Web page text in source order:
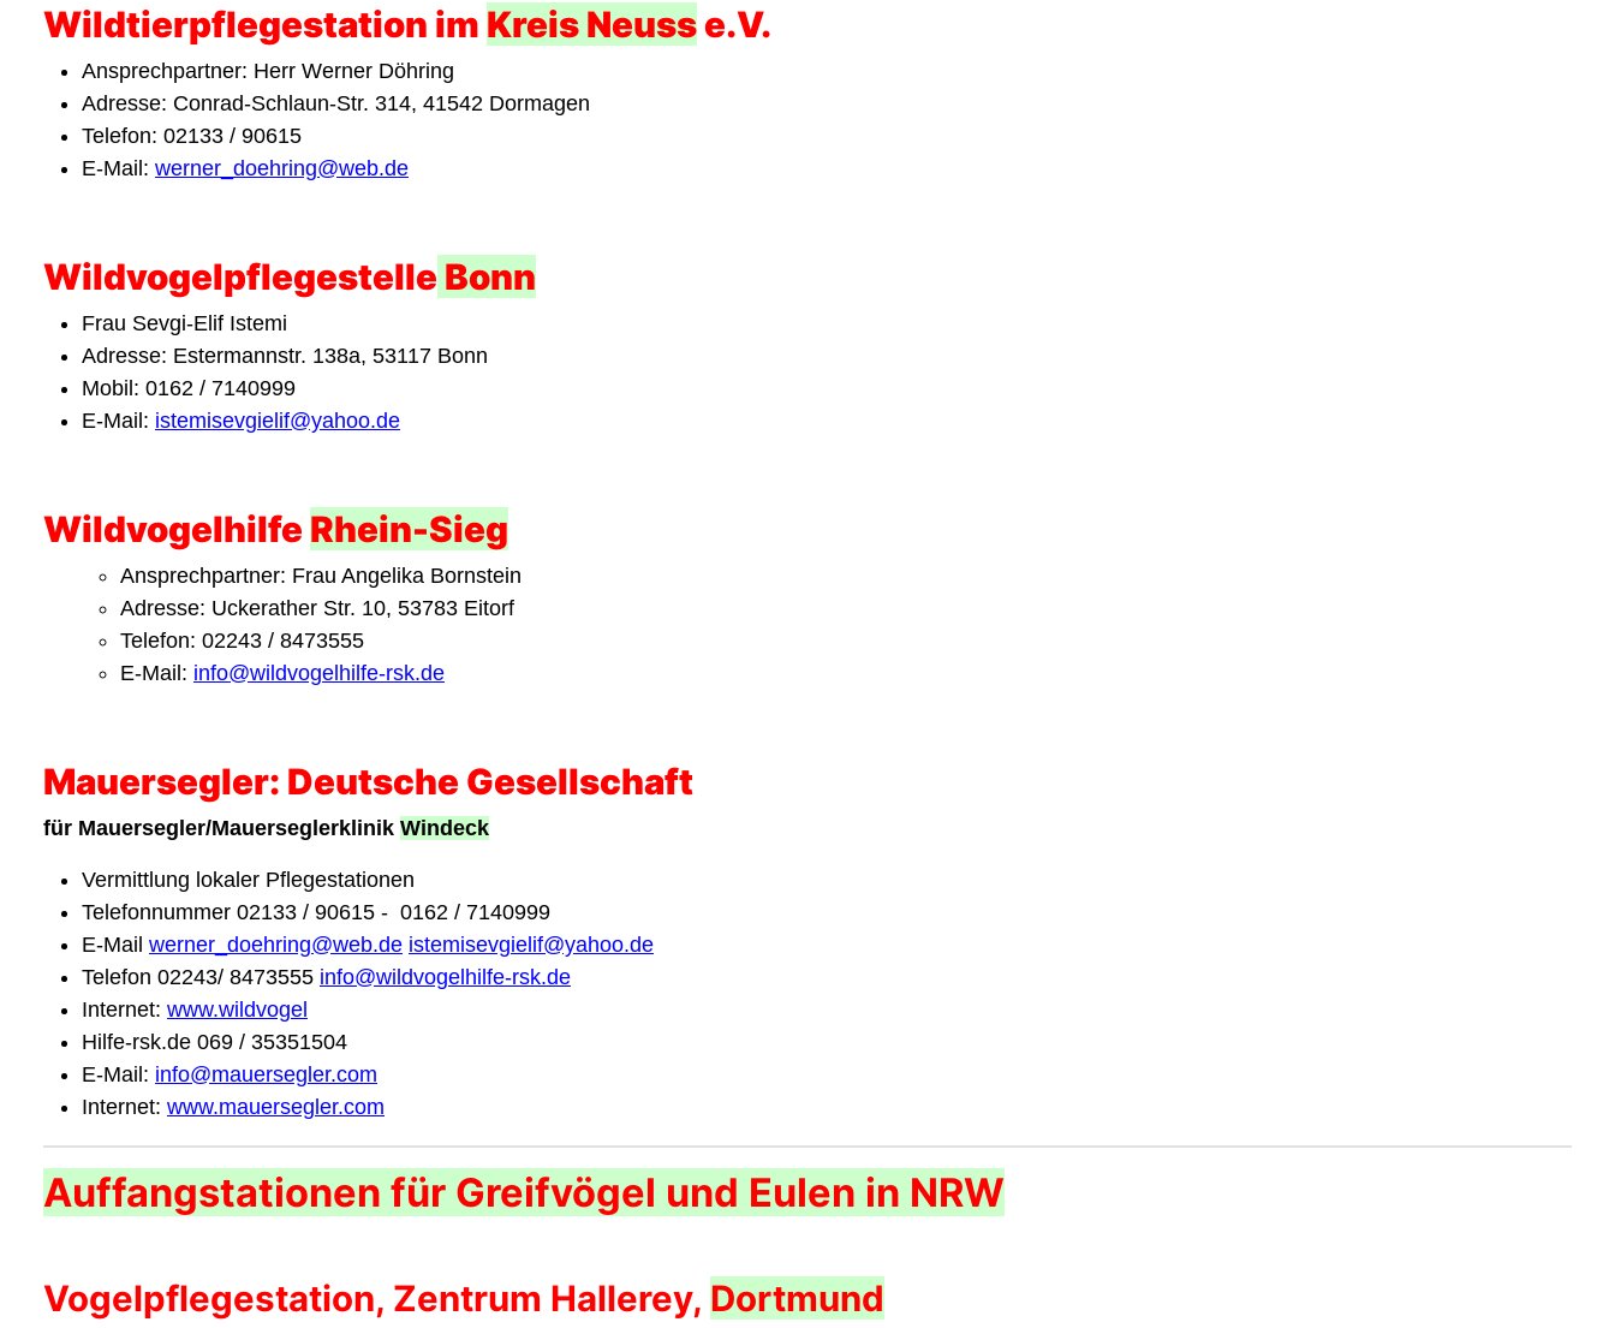
Wildtierpflegestation im Kreis Neusse.V.
Ansprechpartner: Herr Werner Döhring
Adresse: Conrad-Schlaun-Str. 314, 41542 Dormagen
Telefon: 02133 / 90615
E-Mail: werner_doehring@web.de
Wildvogelpflegestelle Bonn
Frau Sevgi-Elif Istemi
Adresse: Estermannstr. 138a, 53117 Bonn
Mobil: 0162 / 7140999
E-Mail: istemisevgielif@yahoo.de
Wildvogelhilfe Rhein-Sieg
Ansprechpartner: Frau Angelika Bornstein
Adresse: Uckerather Str. 10, 53783 Eitorf
Telefon: 02243 / 8473555
E-Mail: info@wildvogelhilfe-rsk.de
Mauersegler: Deutsche Gesellschaft
für Mauersegler/Mauerseglerklinik Windeck
Vermittlung lokaler Pflegestationen
Telefonnummer 02133 / 90615 - 0162 / 7140999
E-Mail werner_doehring@web.de istemisevgielif@yahoo.de
Telefon 02243/ 8473555 info@wildvogelhilfe-rsk.de
Internet: www.wildvogel
Hilfe-rsk.de 069 / 35351504
E-Mail: info@mauersegler.com
Internet: www.mauersegler.com
Auffangstationen für Greifvögel und Eulen in NRW
Vogelpflegestation, Zentrum Hallerey, Dortmund